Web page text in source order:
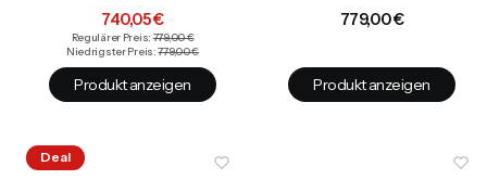
Aktionspreis
740,05 €
Regulärer Preis: 779,00 €
Niedrigster Preis: 779,00 €
Produkt anzeigen
Preis
779,00 €
Produkt anzeigen
Deal